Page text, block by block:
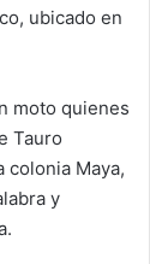
ubicado en
moto quienes
Tauro
colonia Maya,
y